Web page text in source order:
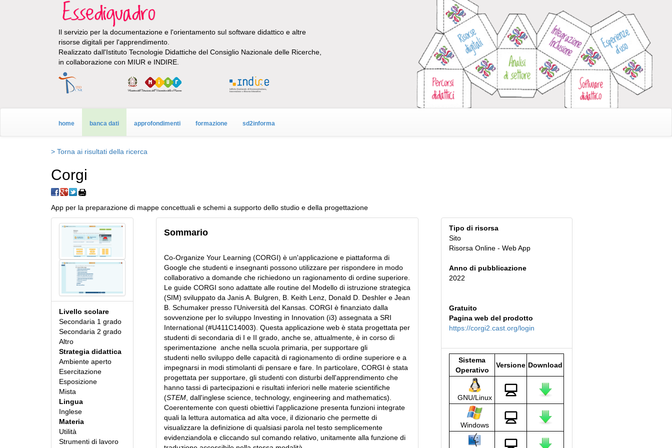
Il servizio per la documentazione e l'orientamento sul software didattico e altre
risorse digitali per l'apprendimento.
Realizzato dall'Istituto Tecnologie Didattiche del Consiglio Nazionale delle Ricerche,
in collaborazione con MIUR e INDIRE.
home banca dati approfondimenti formazione sd2informa
> Torna ai risultati della ricerca
Corgi
App per la preparazione di mappe concettuali e schemi a supporto dello studio e della progettazione
Livello scolare
Secondaria 1 grado
Secondaria 2 grado
Altro
Strategia didattica
Ambiente aperto
Esercitazione
Esposizione
Mista
Lingua
Inglese
Materia
Utilità
Strumenti di lavoro
Sommario
Co-Organize Your Learning (CORGI) è un'applicazione e piattaforma di
Google che studenti e insegnanti possono utilizzare per rispondere in modo
collaborativo a domande che richiedono un ragionamento di ordine superiore.
Le guide CORGI sono adattate alle routine del Modello di istruzione strategica
(SIM) sviluppato da Janis A. Bulgren, B. Keith Lenz, Donald D. Deshler e Jean
B. Schumaker presso l'Università del Kansas. CORGI è finanziato dalla
sovvenzione per lo sviluppo Investing in Innovation (i3) assegnata a SRI
International (#U411C14003). Questa applicazione web è stata progettata per
studenti di secondaria di I e II grado, anche se, attualmente, è in corso di
sperimentazione anche nella scuola primaria, per supportare gli
studenti nello sviluppo delle capacità di ragionamento di ordine superiore e a
impegnarsi in modi stimolanti di pensare e fare. In particolare, CORGI è stata
progettata per supportare, gli studenti con disturbi dell'apprendimento che
hanno tassi di partecipazioni e risultati inferiori nelle materie scientifiche
(STEM, dall'inglese science, technology, engineering and mathematics).
Coerentemente con questi obiettivi l'applicazione presenta funzioni integrate
quali la lettura automatica ad alta voce, il dizionario che permette di
visualizzare la definizione di qualsiasi parola nel testo semplicemente
evidenziandola e cliccando sul comando relativo, unitamente alla funzione di
Tipo di risorsa
Sito
Risorsa Online - Web App
Anno di pubblicazione
2022
Gratuito
Pagina web del prodotto
https://corgi2.cast.org/login
Sistema
Operativo
Versione Download
GNU/Linux
Windows